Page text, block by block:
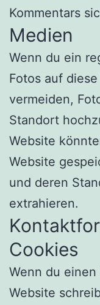
Kommentars
Medien
Wenn du ein
Fotos auf
vermeiden,
Standort
Website
Website
und deren
extrahieren.
Cookies
Wenn du
Website